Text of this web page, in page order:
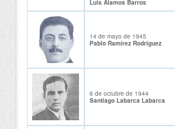
Luis Alamos Barros
14 de mayo de 1945
Pablo Ramírez Rodríguez
6 de octubre de 1944
Santiago Labarca Labarca